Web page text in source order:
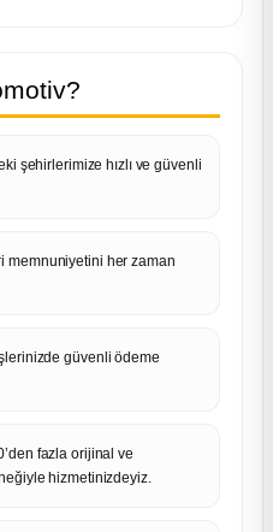
şehirlerimize hızlı ve güvenli
memnuniyetini her zaman
güvenli ödeme
fazla orijinal ve
hizmetinizdeyiz.